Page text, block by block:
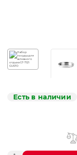
Есть в наличии